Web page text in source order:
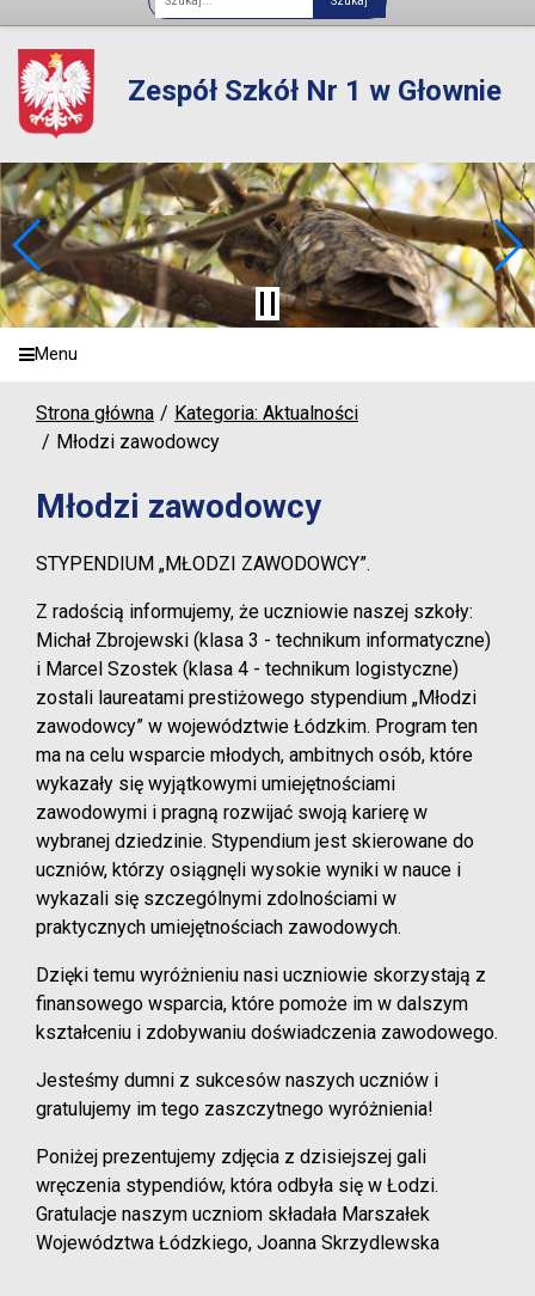
Fraza
Zespół Szkół Nr 1 w Głownie
Menu
Strona główna
Kategoria: Aktualności
Młodzi zawodowcy
Młodzi zawodowcy
STYPENDIUM „MŁODZI ZAWODOWCY”.
Z radością informujemy, że uczniowie naszej szkoły:
Michał Zbrojewski (klasa 3 - technikum informatyczne)
i Marcel Szostek (klasa 4 - technikum logistyczne)
zostali laureatami prestiżowego stypendium „Młodzi
zawodowcy” w województwie Łódzkim. Program ten
ma na celu wsparcie młodych, ambitnych osób, które
wykazały się wyjątkowymi umiejętnościami
zawodowymi i pragną rozwijać swoją karierę w
wybranej dziedzinie. Stypendium jest skierowane do
uczniów, którzy osiągnęli wysokie wyniki w nauce i
wykazali się szczególnymi zdolnościami w
praktycznych umiejętnościach zawodowych.
Dzięki temu wyróżnieniu nasi uczniowie skorzystają z
finansowego wsparcia, które pomoże im w dalszym
kształceniu i zdobywaniu doświadczenia zawodowego.
Jesteśmy dumni z sukcesów naszych uczniów i
gratulujemy im tego zaszczytnego wyróżnienia!
Poniżej prezentujemy zdjęcia z dzisiejszej gali
wręczenia stypendiów, która odbyła się w Łodzi.
Gratulacje naszym uczniom składała Marszałek
Województwa Łódzkiego, Joanna Skrzydlewska